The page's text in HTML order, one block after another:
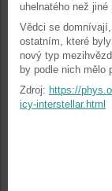
uhelnatého než jiné
Vědci se
ostatním, které
nový typ
by podle nich mělo
Zdroj: https://
icy-interstellar.html